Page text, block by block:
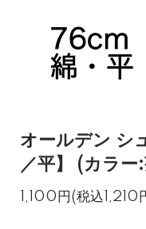
オールデン シ
／平】 (カラ
1,100円(税込1,210